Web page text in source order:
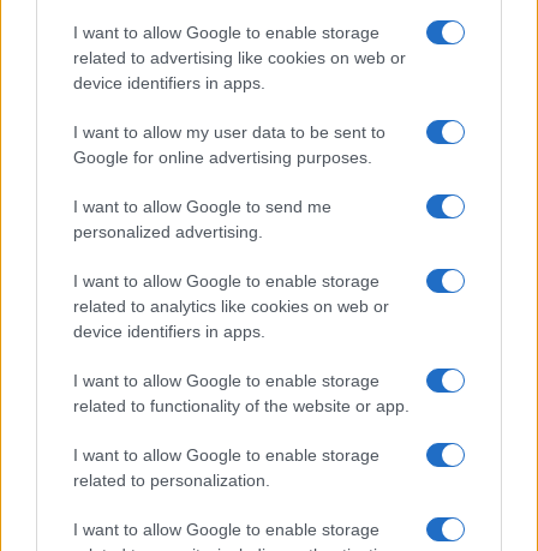
I want to allow Google to enable storage
related to advertising like cookies on web or
device identifiers in apps.
I want to allow my user data to be sent to
Google for online advertising purposes.
I want to allow Google to send me
personalized advertising.
I want to allow Google to enable storage
related to analytics like cookies on web or
device identifiers in apps.
I want to allow Google to enable storage
related to functionality of the website or app.
I want to allow Google to enable storage
related to personalization.
I want to allow Google to enable storage
manifestazione contro il riarmo: “In piazza contro
il riarmo sabato 21 giugno non ci sarò. Del resto,
il Pd è stato chiaro: ci saranno singoli esponenti
piattaforma”.
Finalmente la sinistra è unita. Per il Gay Pride
linea seguita dalla Schlein, si conferma uno dei
nodi più delicati all’interno del Pd. La segretaria
ha scelto, anche per ragioni di tenuta interna, di